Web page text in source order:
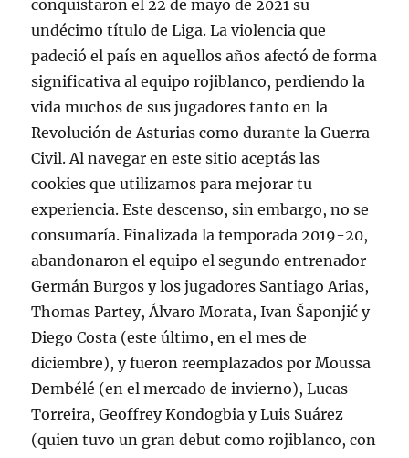
conquistaron el 22 de mayo de 2021 su
undécimo título de Liga. La violencia que
padeció el país en aquellos años afectó de forma
significativa al equipo rojiblanco, perdiendo la
vida muchos de sus jugadores tanto en la
Revolución de Asturias como durante la Guerra
Civil. Al navegar en este sitio aceptás las
cookies que utilizamos para mejorar tu
experiencia. Este descenso, sin embargo, no se
consumaría. Finalizada la temporada 2019-20,
abandonaron el equipo el segundo entrenador
Germán Burgos y los jugadores Santiago Arias,
Thomas Partey, Álvaro Morata, Ivan Šaponjić y
Diego Costa (este último, en el mes de
diciembre), y fueron reemplazados por Moussa
Dembélé (en el mercado de invierno), Lucas
Torreira, Geoffrey Kondogbia y Luis Suárez
(quien tuvo un gran debut como rojiblanco, con